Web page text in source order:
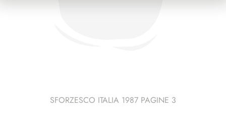
SFORZESCO ITALIA 1987 PAGINE 3